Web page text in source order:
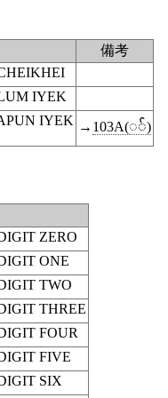
備考
IYEK
IYEK → 103A(◌်)
ZERO
ONE
TWO
THREE
FOUR
FIVE
SIX